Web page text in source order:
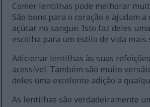
Comer lentilhas pode melhorar
São bons para o coração e ajudam
açúcar no sangue. Isto faz deles
escolha para um estilo de vida mais
Adicionar lentilhas às suas
acessível. Também são muito
deles uma excelente adição a
As lentilhas são verdadeiramente